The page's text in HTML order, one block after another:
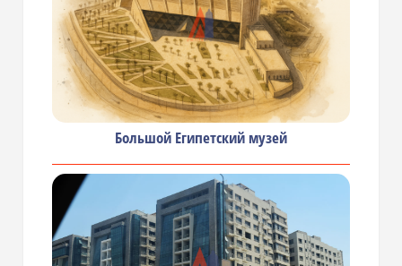
Большой Египетский музей